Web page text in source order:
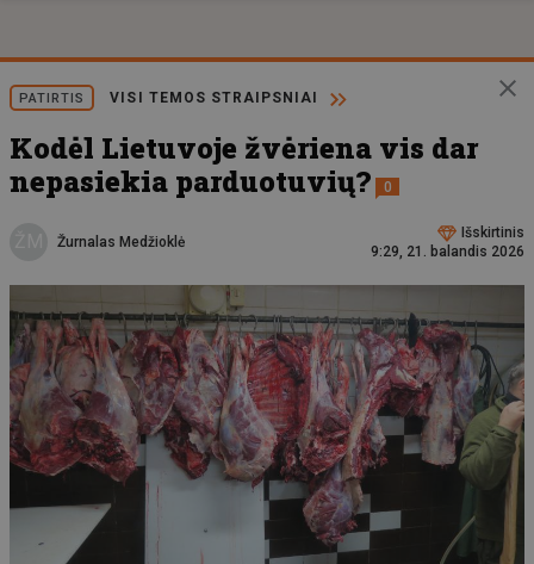
PATIRTIS VISI TEMOS STRAIPSNIAI
Kodėl Lietuvoje žvėriena vis dar
nepasiekia parduotuvių?
0
Žurnalas Medžioklė
Išskirtinis
9:29, 21. balandis 2026